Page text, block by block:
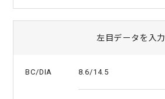
左目データを入力
BC/DIA 8.6/14.5